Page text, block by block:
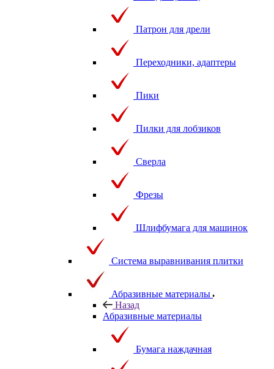
Патрон для дрели
Переходники, адаптеры
Пики
Пилки для лобзиков
Сверла
Фрезы
Шлифбумага для машинок
Система выравнивания плитки
Абразивные материалы
Назад
Абразивные материалы
Бумага наждачная